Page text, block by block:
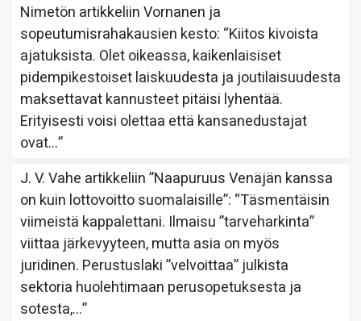
Nimetön artikkeliinVornanen ja
sopeutumisrahakausien kesto: “Kiitos kivoista
ajatuksista. Olet oikeassa, kaikenlaisiset
pidempikestoiset laiskuudesta ja joutilaisuudesta
maksettavat kannusteet pitäisi lyhentää.
Erityisesti voisi olettaa että kansanedustajat
ovat…”
J. V. Vahe artikkeliin”Naapuruus Venäjän kanssa
on kuin lottovoitto suomalaisille”: “Täsmentäisin
viimeistä kappalettani. Ilmaisu ”tarveharkinta”
viittaa järkevyyteen, mutta asia on myös
juridinen. Perustuslaki ”velvoittaa” julkista
sektoria huolehtimaan perusopetuksesta ja
sotesta,…”